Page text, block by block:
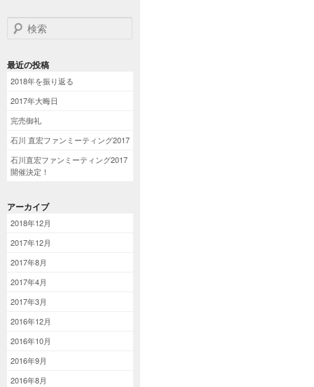
検索
最近の投稿
2018年を振り返る
2017年大晦日
完売御礼
石川 直宏ファンミーティング2017
石川直宏ファンミーティング2017
開催決定！
アーカイブ
2018年12月
2017年12月
2017年8月
2017年4月
2017年3月
2016年12月
2016年10月
2016年9月
2016年8月